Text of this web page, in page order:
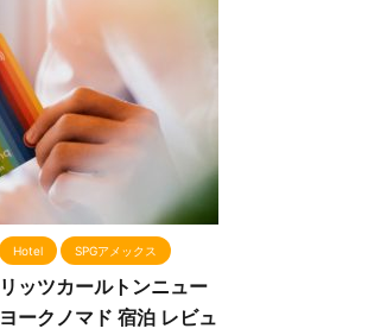
Hotel SPGアメックス
リッツカールトンニュー
ヨークノマド 宿泊 レビュ